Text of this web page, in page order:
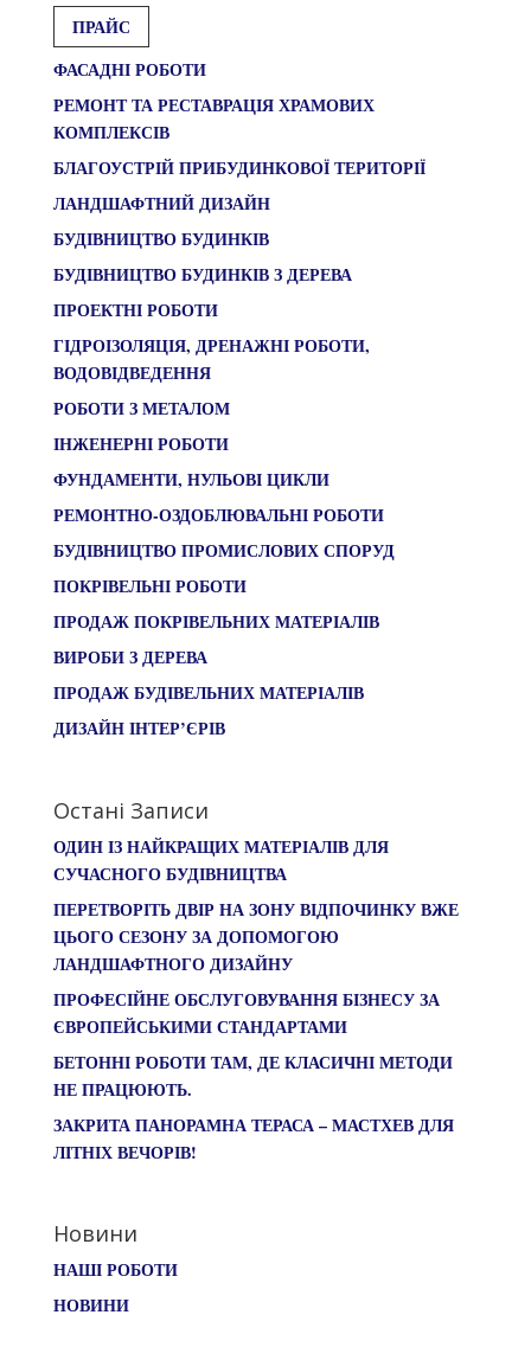
ПРАЙС
ФАСАДНІ РОБОТИ
РЕМОНТ ТА РЕСТАВРАЦІЯ ХРАМОВИХ
КОМПЛЕКСІВ
БЛАГОУСТРІЙ ПРИБУДИНКОВОЇ ТЕРИТОРІЇ
ЛАНДШАФТНИЙ ДИЗАЙН
БУДІВНИЦТВО БУДИНКІВ
БУДІВНИЦТВО БУДИНКІВ З ДЕРЕВА
ПРОЕКТНІ РОБОТИ
ГІДРОІЗОЛЯЦІЯ, ДРЕНАЖНІ РОБОТИ,
ВОДОВІДВЕДЕННЯ
РОБОТИ З МЕТАЛОМ
ІНЖЕНЕРНІ РОБОТИ
ФУНДАМЕНТИ, НУЛЬОВІ ЦИКЛИ
РЕМОНТНО-ОЗДОБЛЮВАЛЬНІ РОБОТИ
БУДІВНИЦТВО ПРОМИСЛОВИХ СПОРУД
ПОКРІВЕЛЬНІ РОБОТИ
ПРОДАЖ ПОКРІВЕЛЬНИХ МАТЕРІАЛІВ
ВИРОБИ З ДЕРЕВА
ПРОДАЖ БУДІВЕЛЬНИХ МАТЕРІАЛІВ
ДИЗАЙН ІНТЕР’ЄРІВ
Остані Записи
ОДИН ІЗ НАЙКРАЩИХ МАТЕРІАЛІВ ДЛЯ
СУЧАСНОГО БУДІВНИЦТВА
ПЕРЕТВОРІТЬ ДВІР НА ЗОНУ ВІДПОЧИНКУ ВЖЕ
ЦЬОГО СЕЗОНУ ЗА ДОПОМОГОЮ
ЛАНДШАФТНОГО ДИЗАЙНУ
ПРОФЕСІЙНЕ ОБСЛУГОВУВАННЯ БІЗНЕСУ ЗА
ЄВРОПЕЙСЬКИМИ СТАНДАРТАМИ
БЕТОННІ РОБОТИ ТАМ, ДЕ КЛАСИЧНІ МЕТОДИ
НЕ ПРАЦЮЮТЬ.
ЗАКРИТА ПАНОРАМНА ТЕРАСА – МАСТХЕВ ДЛЯ
ЛІТНІХ ВЕЧОРІВ!
Новини
НАШІ РОБОТИ
НОВИНИ